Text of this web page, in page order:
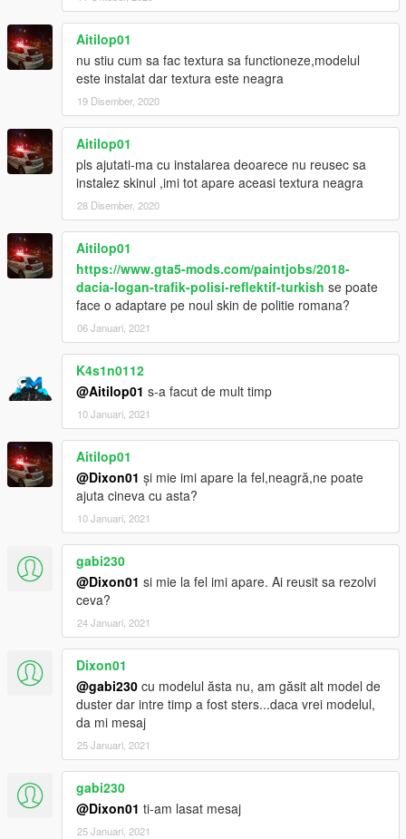
Aitilop01
nu stiu cum sa fac textura sa functioneze,modelul
este instalat dar textura este neagra
19 Disember, 2020
Aitilop01
pls ajutati-ma cu instalarea deoarece nu reusec sa
instalez skinul ,imi tot apare aceasi textura neagra
28 Disember, 2020
Aitilop01
https://www.gta5-mods.com/paintjobs/2018-
dacia-logan-trafik-polisi-reflektif-turkish se poate
face o adaptare pe noul skin de politie romana?
06 Januari, 2021
K4s1n0112
@Aitilop01 s-a facut de mult timp
10 Januari, 2021
Aitilop01
@Dixon01 și mie imi apare la fel,neagră,ne poate
ajuta cineva cu asta?
10 Januari, 2021
gabi230
@Dixon01 si mie la fel imi apare. Ai reusit sa rezolvi
ceva?
24 Januari, 2021
Dixon01
@gabi230 cu modelul ăsta nu, am găsit alt model de
duster dar intre timp a fost sters...daca vrei modelul,
da mi mesaj
25 Januari, 2021
gabi230
@Dixon01 ti-am lasat mesaj
25 Januari, 2021